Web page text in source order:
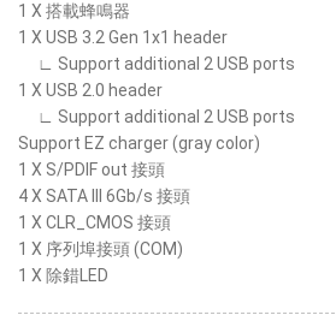
1 X 搭載蜂鳴器
1 X USB 3.2 Gen 1x1 header
∟ Support additional 2 USB ports
1 X USB 2.0 header
∟ Support additional 2 USB ports
Support EZ charger (gray color)
1 X S/PDIF out 接頭
4 X SATA III 6Gb/s 接頭
1 X CLR_CMOS 接頭
1 X 序列埠接頭 (COM)
1 X 除錯LED